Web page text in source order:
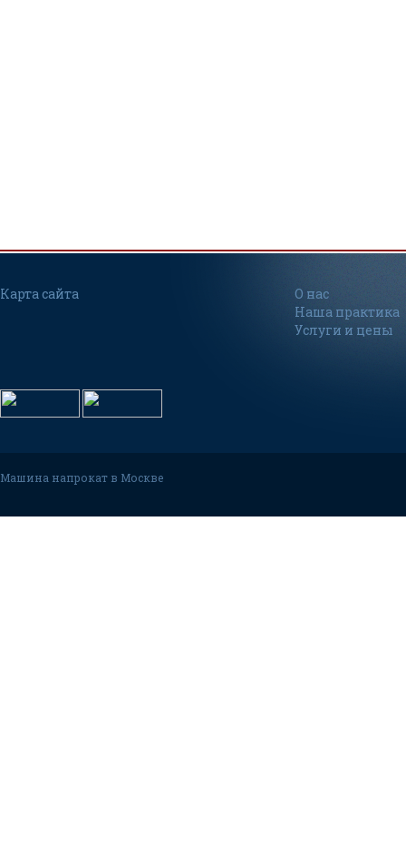
Карта сайта
О нас
Наша практика
Услуги и цены
Машина напрокат в Москве